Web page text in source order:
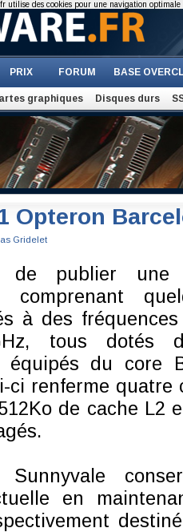
PRIX FORUM BASE
graphiques Disques durs
Opteron
Gridelet
publier une
comprenant
à des
tous dotés
du core
ci renferme quatre
de cache L2
en
utilise des cookies pour une navigation